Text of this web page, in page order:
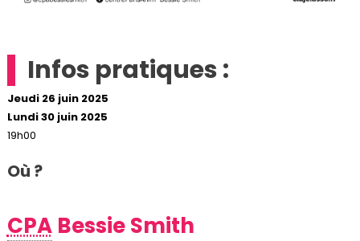
Infos pratiques :
Jeudi 26 juin 2025
Lundi 30 juin 2025
19h00
Où ?
CPABessie Smith